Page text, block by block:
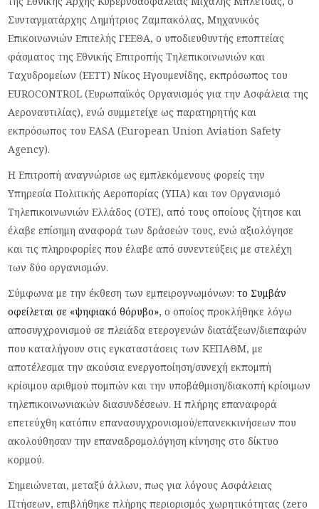
Συνταγματάρχης Δημήτριος Ζαμπακόλας, Μηχανικός
Επικοινωνιών Επιτελής ΓΕΕΘΑ, ο υποδιευθυντής εποπτείας
φάσματος της Εθνικής Επιτροπής Τηλεπικοινωνιών και
Ταχυδρομείων (ΕΕΤΤ) Νίκος Ηγουμενίδης, εκπρόσωπος του
EUROCONTROL (Ευρωπαϊκός Οργανισμός για την Ασφάλεια της
Αεροναυτιλίας), ενώ συμμετείχε ως παρατηρητής και
εκπρόσωπος του EASA (European Union Aviation Safety
Agency).
Η Επιτροπή αναγνώρισε ως εμπλεκόμενους φορείς την
Υπηρεσία Πολιτικής Αεροπορίας (ΥΠΑ) και τον Οργανισμό
Τηλεπικοινωνιών Ελλάδος (ΟΤΕ), από τους οποίους ζήτησε και
έλαβε επίσημη αναφορά των δράσεών τους, ενώ αξιολόγησε
και τις πληροφορίες που έλαβε από συνεντεύξεις με στελέχη
των δύο οργανισμών.
Σύμφωνα με την έκθεση των εμπειρογνωμόνων:το Συμβάν
οφείλεται σε «ψηφιακό θόρυβο», ο οποίος προκλήθηκε λόγω
αποσυγχρονισμού σε πλειάδα ετερογενών διατάξεων/διεπαφών
που καταλήγουν στις εγκαταστάσεις των ΚΕΠΑΘΜ, με
αποτέλεσμα την ακούσια ενεργοποίηση/συνεχή εκπομπή
κρίσιμου αριθμού πομπών και την υποβάθμιση/διακοπή κρίσιμων
τηλεπικοινωνιακών διασυνδέσεων. Η πλήρης επαναφορά
επετεύχθη κατόπιν επανασυγχρονισμού/επανεκκινήσεων που
ακολούθησαν την επαναδρομολόγηση κίνησης στο δίκτυο
κορμού.
Σημειώνεται, μεταξύ άλλων, πως για λόγους Ασφάλειας
Πτήσεων, επιβλήθηκε πλήρης περιορισμός χωρητικότητας (zero